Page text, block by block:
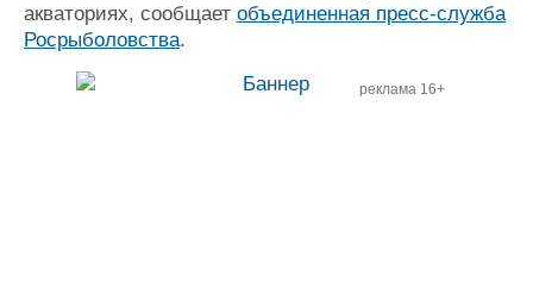
акваториях, сообщает объединенная пресс-служба
Росрыболовства.
реклама 16+